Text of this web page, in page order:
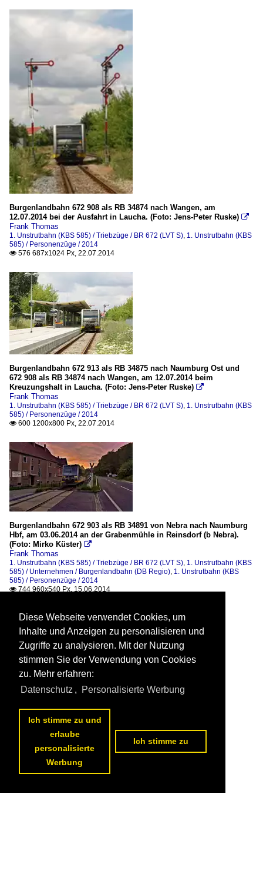
Burgenlandbahn 672 908 als RB 34874 nach Wangen, am
12.07.2014 bei der Ausfahrt in Laucha. (Foto: Jens-Peter Ruske) 
Frank Thomas
1. Unstrutbahn (KBS 585) / Triebzüge / BR 672 (LVT S) 1. Unstrutbahn (KBS
585) / Personenzüge / 2014
 576 687x1024 Px, 22.07.2014
Burgenlandbahn 672 913 als RB 34875 nach Naumburg Ost und
672 908 als RB 34874 nach Wangen, am 12.07.2014 beim
Kreuzungshalt in Laucha. (Foto: Jens-Peter Ruske) 
Frank Thomas
1. Unstrutbahn (KBS 585) / Triebzüge / BR 672 (LVT S) 1. Unstrutbahn (KBS
585) / Personenzüge / 2014
 600 1200x800 Px, 22.07.2014
Burgenlandbahn 672 903 als RB 34891 von Nebra nach Naumburg
Hbf, am 03.06.2014 an der Grabenmühle in Reinsdorf (b Nebra).
(Foto: Mirko Küster) 
Frank Thomas
1. Unstrutbahn (KBS 585) / Triebzüge / BR 672 (LVT S) 1. Unstrutbahn (KBS
585) / Unternehmen / Burgenlandbahn (DB Regio) 1. Unstrutbahn (KBS
585) / Personenzüge / 2014
 744 960x540 Px, 15.06.2014
Diese Webseite verwendet Cookies, um
Inhalte und Anzeigen zu personalisieren und
Zugriffe zu analysieren. Mit der Nutzung
stimmen Sie der Verwendung von Cookies
zu. Mehr erfahren:
Datenschutz , Personalisierte Werbung
Ich stimme zu und
erlaube
personalisierte
Werbung
Ich stimme zu